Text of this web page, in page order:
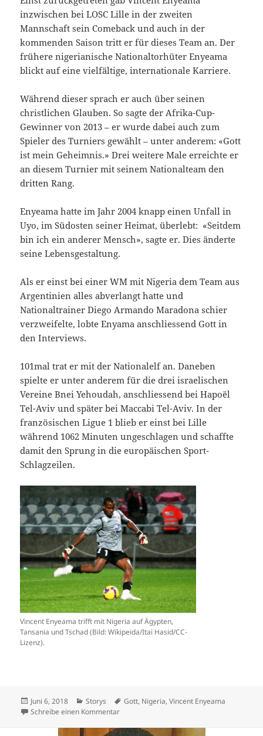
inzwischen bei LOSC Lille in der zweiten
Mannschaft sein Comeback und auch in der
kommenden Saison tritt er für dieses Team an. Der
frühere nigerianische Nationaltorhüter Enyeama
blickt auf eine vielfältige, internationale Karriere.
Während dieser sprach er auch über seinen
christlichen Glauben. So sagte der Afrika-Cup-
Gewinner von 2013 – er wurde dabei auch zum
Spieler des Turniers gewählt – unter anderem: «Gott
ist mein Geheimnis.» Drei weitere Male erreichte er
an diesem Turnier mit seinem Nationalteam den
dritten Rang.
Enyeama hatte im Jahr 2004 knapp einen Unfall in
Uyo, im Südosten seiner Heimat, überlebt: «Seitdem
bin ich ein anderer Mensch», sagte er. Dies änderte
seine Lebensgestaltung.
Als er einst bei einer WM mit Nigeria dem Team aus
Argentinien alles abverlangt hatte und
Nationaltrainer Diego Armando Maradona schier
verzweifelte, lobte Enyama anschliessend Gott in
den Interviews.
101mal trat er mit der Nationalelf an. Daneben
spielte er unter anderem für die drei israelischen
Vereine Bnei Yehoudah, anschliessend bei Hapoël
Tel-Aviv und später bei Maccabi Tel-Aviv. In der
französischen Ligue 1 blieb er einst bei Lille
während 1062 Minuten ungeschlagen und schaffte
damit den Sprung in die europäischen Sport-
Schlagzeilen.
Vincent Enyeama trifft mit Nigeria auf Ägypten,
Tansania und Tschad (Bild: Wikipeida/Itai Hasid/CC-
Lizenz).
Veröffentlicht
am
Juni 6, 2018 Kategorien
Storys Schlagwörter
Gott, Nigeria,Vincent Enyeama
Schreibe einen Kommentarzu Vincent Enyeama spricht von Gott